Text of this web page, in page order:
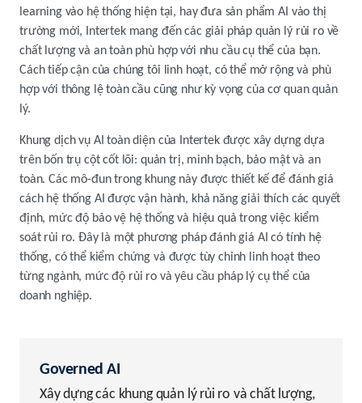
learning vào hệ thống hiện tại, hay đưa sản phẩm AI vào thị
trường mới, Intertek mang đến các giải pháp quản lý rủi ro về
chất lượng và an toàn phù hợp với nhu cầu cụ thể của bạn.
Cách tiếp cận của chúng tôi linh hoạt, có thể mở rộng và phù
hợp với thông lệ toàn cầu cũng như kỳ vọng của cơ quan quản
lý.
Khung dịch vụ AI toàn diện của Intertek được xây dựng dựa
trên bốn trụ cột cốt lõi: quản trị, minh bạch, bảo mật và an
toàn. Các mô-đun trong khung này được thiết kế để đánh giá
cách hệ thống AI được vận hành, khả năng giải thích các quyết
định, mức độ bảo vệ hệ thống và hiệu quả trong việc kiểm
soát rủi ro. Đây là một phương pháp đánh giá AI có tính hệ
thống, có thể kiểm chứng và được tùy chỉnh linh hoạt theo
từng ngành, mức độ rủi ro và yêu cầu pháp lý cụ thể của
doanh nghiệp.
Governed AI
Xây dựng các khung quản lý rủi ro và chất lượng,